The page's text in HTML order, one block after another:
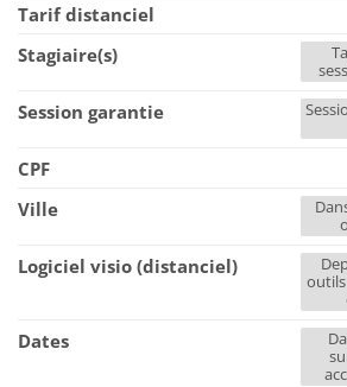
Tarif distanciel
Stagiaire(s)
Session garantie
CPF
Ville
Logiciel visio (distanciel)
outils
Dates